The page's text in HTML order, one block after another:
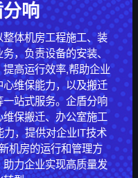
响
体机房工程施工、装
，负责设备的安装、
高运行效率,帮助企业
维保能力，以及搬迁
站式服务。企盾分响
保搬迁、办公室施工
，提供对企业IT技术
机房的运行和管理方
力企业实现高质量发